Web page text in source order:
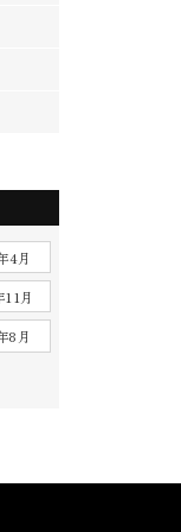
4月
月
8月